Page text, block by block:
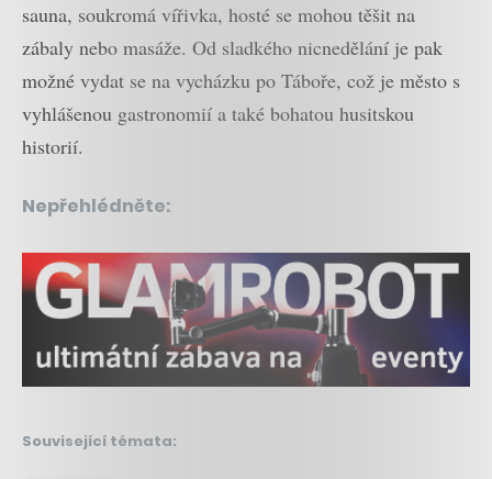
sauna, soukromá vířivka, hosté se mohou těšit na
zábaly nebo masáže. Od sladkého nicnedělání je pak
možné vydat se na vycházku po Táboře, což je město s
vyhlášenou gastronomií a také bohatou husitskou
historií.
Nepřehlédněte:
Související témata: